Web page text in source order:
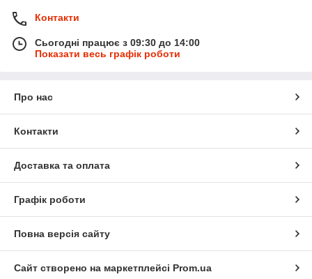
Контакти
Сьогодні працює з 09:30 до 14:00
Показати весь графік роботи
Про нас
Контакти
Доставка та оплата
Графік роботи
Повна версія сайту
Сайт створено на маркетплейсі Prom.ua